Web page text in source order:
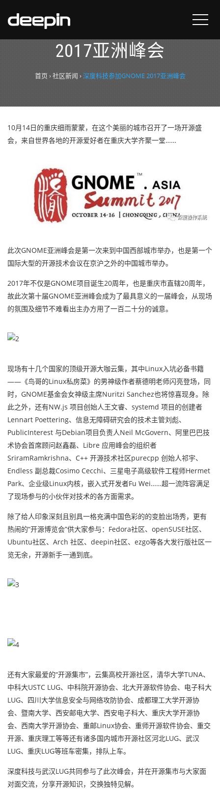
深度科技参加GNOME
2017亚洲峰会
首页›社区新闻›深度科技参加GNOME 2017亚洲峰会
10月14日的重庆细雨蒙蒙，在这个美丽的城市召开了一场开源盛
会，来自世界各地的开源爱好者在重庆大学齐聚一堂……
此次GNOME亚洲峰会是第一次来到中国西部城市举办，也是第一个
国际大型的开源技术会议在京沪之外的中国城市举办。
2017年不仅是GNOME项目诞生20周年，也是重庆市直辖20周年，
故此次第十届GNOME亚洲峰会成为了最具意义的一届峰会，从现场
的氛围及细节不难看出主办方用了一百二十分的诚意。
现场有十几个国家的顶级开源大咖云集，其中Linux入坑必备书籍
——《鸟哥的Linux私房菜》的男神级作者蔡德明老师闪亮登场，同
时，GNOME基金会女神级主席Nuritzi Sanchez也将惊喜现身。除
此之外，还有NW.js 项目创始人王文睿、systemd 项目的创建者
Lennart Poettering、信息无障碍研究会的技术主管刘彪、
PublicInterest 与Debian项目负责人Neil McGovern、阿里巴巴技
术协会首席顾问赵鑫磊、Libre 应用峰会的组织者
SriramRamkrishna、C++ 开源技术社区purecpp 创始人祁宇、
Endless 副总裁Cosimo Cecchi、三星电子高级软件工程师Hermet
Park、企业级Linux内核，嵌入式开发者Fu Wei……超一流阵容满足
了现场参与的小伙伴对技术的各方面需求。
除了给人印象深刻且别具一格充满中国色彩的的变脸出场秀，更有
热闹的“开源博览会”供大家参与：Fedora社区、openSUSE社区、
Ubuntu社区、Arch 社区、deepin社区、ezgo等各大发行版社区一
览无余，开源新手一通到底。
还有大家最爱的“开源集市”，云集高校开源社区，清华大学TUNA、
中科大USTC LUG、中科院开源协会、北大开源软件协会、电子科大
LUG、四川大学信息安全与网络攻防协会、成都理工大学开源协
会、暨南大学、西安邮电大学、西安电子科大、重庆大学开源协
会、西南大学开源协会、重邮Linux协会、重师开源软件协会、重交
开源、重庆理工等等还有诸多国内城市开源社区河北LUG、武汉
LUG、重庆LUG等班车密集，排队上车。
深度科技与武汉LUG共同参与了此次峰会，并在开源集市与大家面
对面交流，分享开源知识，交换独特见解。